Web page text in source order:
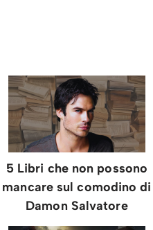
5 Libri che non possono
mancare sul comodino di
Damon Salvatore